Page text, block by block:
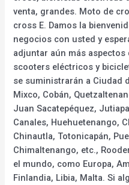
venta, grandes. Moto de
cross E. Damos la
negocios con usted y
adjuntar aún más
scooters eléctricos y
se suministrarán a Ciudad
Mixco, Cobán,
Juan Sacatepéquez,
Canales, Huehuetenango,
Chinautla, Totonicapán,
Chimaltenango, etc.,
el mundo, como Europa,
Finlandia, Libia, Malta. Si